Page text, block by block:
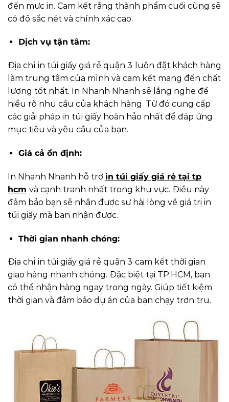
đến mực in. Cam kết rằng thành phẩm cuối cùng sẽ
có độ sắc nét và chính xác cao.
Dịch vụ tận tâm:
Địa chỉ in túi giấy giá rẻ quận 3
luôn đặt khách hàng
làm trung tâm của mình và cam kết mang đến chất
lượng tốt nhất. In Nhanh Nhanh sẽ lắng nghe để
hiểu rõ nhu cầu của khách hàng. Từ đó cung cấp
các giải pháp in túi giấy hoàn hảo nhất để đáp ứng
mục tiêu và yêu cầu của bạn.
Giá cả ổn định:
In Nhanh Nhanh hỗ trợ in túi giấy giá rẻ tại tp
hcm và cạnh tranh nhất trong khu vực. Điều này
đảm bảo bạn sẽ nhận được sự hài lòng về giá trị in
túi giấy mà bạn nhận được.
Thời gian nhanh chóng:
Địa chỉ in túi giấy giá rẻ quận 3 cam kết thời gian
giao hàng nhanh chóng. Đặc biệt tại TP.HCM, bạn
có thể nhận hàng ngay trong ngày. Giúp tiết kiệm
thời gian và đảm bảo dự án của bạn chạy trơn tru.